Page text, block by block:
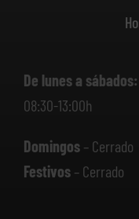
De lunes a sábados:
08:30-13:00h
Domingos– Cerrado
Festivos– Cerrado